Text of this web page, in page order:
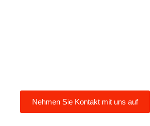
Nehmen Sie Kontakt mit uns auf